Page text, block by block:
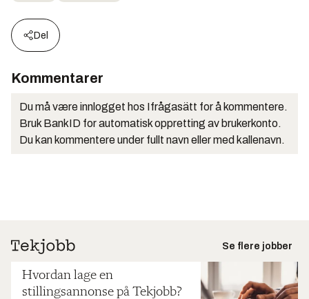
Del
Kommentarer
Du må være innlogget hos Ifrågasätt for å kommentere.
Bruk BankID for automatisk oppretting av brukerkonto.
Du kan kommentere under fullt navn eller med kallenavn.
Se flere jobber
Hvordan lage en
stillingsannonse på Tekjobb?